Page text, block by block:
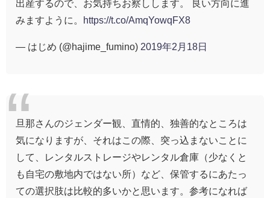
出産するので、お気持ちお察しします。 良い方向に進
みますように。
https://t.co/AmqYowqFX8
— はじめ (@hajime_fumino) 2019年2月18日
旦那さんのジェンダー観、直情的、独善的なところは
気になりますが、それはこの際、突っ込まないことに
して、レンタルストレージやレンタル倉庫（少なくと
も自宅の敷地内ではない所）など、保管するにあたっ
ての選択肢は比較的多いかと思います。参考になれば